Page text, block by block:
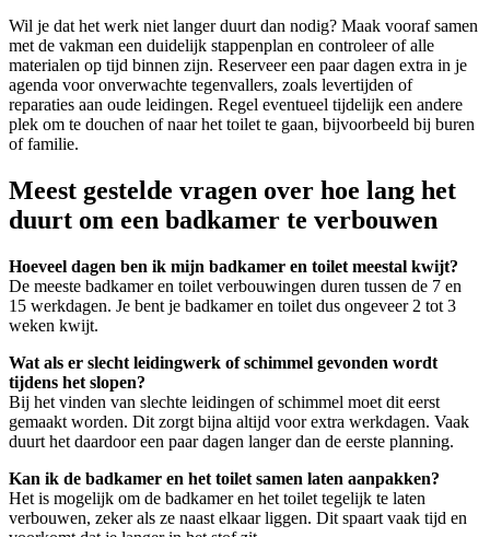
Wil je dat het werk niet langer duurt dan nodig? Maak vooraf samen
met de vakman een duidelijk stappenplan en controleer of alle
materialen op tijd binnen zijn. Reserveer een paar dagen extra in je
agenda voor onverwachte tegenvallers, zoals levertijden of
reparaties aan oude leidingen. Regel eventueel tijdelijk een andere
plek om te douchen of naar het toilet te gaan, bijvoorbeeld bij buren
of familie.
Meest gestelde vragen over hoe lang het
duurt om een badkamer te verbouwen
Hoeveel dagen ben ik mijn badkamer en toilet meestal kwijt?
De meeste badkamer en toilet verbouwingen duren tussen de 7 en
15 werkdagen. Je bent je badkamer en toilet dus ongeveer 2 tot 3
weken kwijt.
Wat als er slecht leidingwerk of schimmel gevonden wordt
tijdens het slopen?
Bij het vinden van slechte leidingen of schimmel moet dit eerst
gemaakt worden. Dit zorgt bijna altijd voor extra werkdagen. Vaak
duurt het daardoor een paar dagen langer dan de eerste planning.
Kan ik de badkamer en het toilet samen laten aanpakken?
Het is mogelijk om de badkamer en het toilet tegelijk te laten
verbouwen, zeker als ze naast elkaar liggen. Dit spaart vaak tijd en